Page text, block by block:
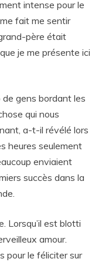
intense pour le
fait me sentir
père était
je me présente ici
gens bordant les
qui nous
a-t-il révélé lors
heures seulement
enviaient
succès dans la
Lorsqu’il est blotti
amour.
pour le féliciter sur